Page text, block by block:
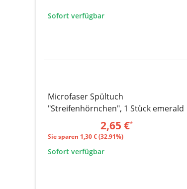
Sofort verfügbar
SALE 33%
Microfaser Spültuch
"Streifenhörnchen", 1 Stück emerald
2,65 €*
Sie sparen 1,30 € (32.91%)
Sofort verfügbar